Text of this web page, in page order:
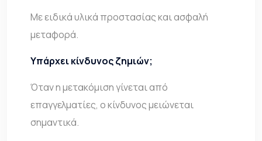
Με ειδικά υλικά προστασίας και ασφαλή
μεταφορά.
Υπάρχει κίνδυνος ζημιών;
Όταν η μετακόμιση γίνεται από
επαγγελματίες, ο κίνδυνος μειώνεται
σημαντικά.